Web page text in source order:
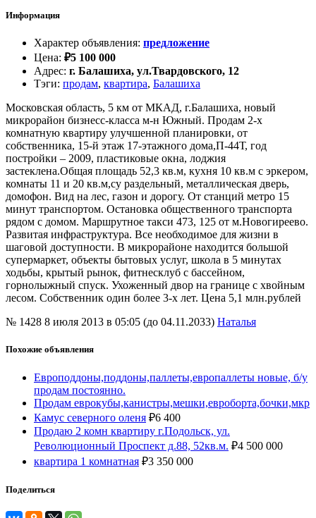
Информация
Характер объявления: предложение
Цена: ₽5 100 000
Адрес: г. Балашиха, ул.Твардовского, 12
Тэги: продам, квартира, Балашиха
Московская область, 5 км от МКАД, г.Балашиха, новый
микрорайон бизнесс-класса м-н Южный. Продам 2-х
комнатную квартиру улучшенной планировки, от
собственника, 15-й этаж 17-этажного дома,П-44Т, год
постройки – 2009, пластиковые окна, лоджия
застеклена.Общая площадь 52,3 кв.м, кухня 10 кв.м с эркером,
комнаты 11 и 20 кв.м,су раздельный, металлическая дверь,
домофон. Вид на лес, газон и дорогу. От станций метро 15
минут транспортом. Остановка общественного транспорта
рядом с домом. Маршрутное такси 473, 125 от м.Новогиреево.
Развитая инфраструктура. Все необходимое для жизни в
шаговой доступности. В микрорайоне находится большой
супермаркет, объекты бытовых услуг, школа в 5 минутах
ходьбы, крытый рынок, фитнесклуб с бассейном,
горнолыжный спуск. Ухоженный двор на границе с хвойным
лесом. Собственник один более 3-х лет. Цена 5,1 млн.рублей
№ 1428 8 июля 2013 в 05:05 (до 04.11.2033) Наталья
Похожие объявления
Европоддоны,поддоны,паллеты,европаллеты новые, б/у
продам постоянно.
Продам еврокубы,канистры,мешки,евроборта,бочки,мкр
Камус северного оленя ₽6 400
Продаю 2 комн квартиру г.Подольск, ул.
Революционный Проспект д.88, 52кв.м. ₽4 500 000
квартира 1 комнатная ₽3 350 000
Поделиться